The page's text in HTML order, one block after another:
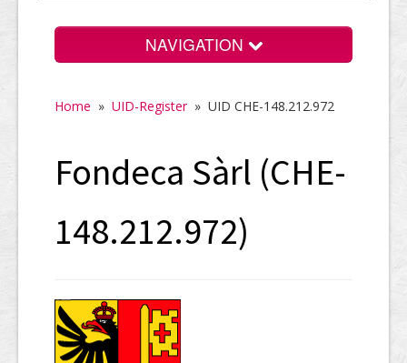
NAVIGATION
Neugründungen
UID-Register
Home » UID-Register» UID CHE-148.212.972
Fondeca Sàrl (CHE-
148.212.972)